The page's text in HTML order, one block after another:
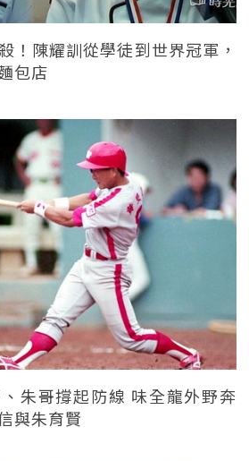
！陳耀訓從學徒到世界冠軍，
包店
朱哥撐起防線 味全龍外野奔
與朱育賢